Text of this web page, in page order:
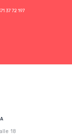
37 72 197
18